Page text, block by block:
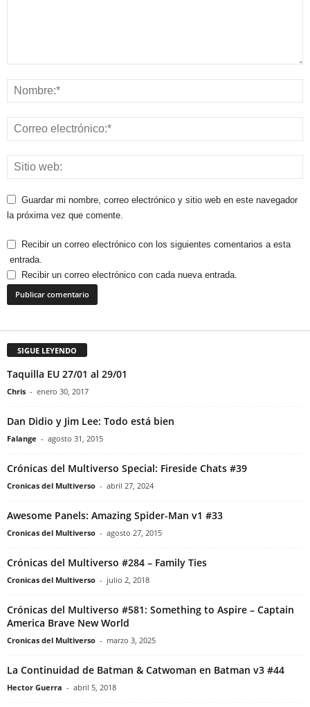
Guardar mi nombre, correo electrónico y sitio web en este navegador
la próxima vez que comente.
Recibir un correo electrónico con los siguientes comentarios a esta
entrada.
Recibir un correo electrónico con cada nueva entrada.
SIGUE LEYENDO
Taquilla EU 27/01 al 29/01
Chris - enero 30, 2017
Dan Didio y Jim Lee: Todo está bien
Falange - agosto 31, 2015
Crónicas del Multiverso Special: Fireside Chats #39
Cronicas del Multiverso - abril 27, 2024
Awesome Panels: Amazing Spider-Man v1 #33
Cronicas del Multiverso - agosto 27, 2015
Crónicas del Multiverso #284 – Family Ties
Cronicas del Multiverso - julio 2, 2018
Crónicas del Multiverso #581: Something to Aspire – Captain
America Brave New World
Cronicas del Multiverso - marzo 3, 2025
La Continuidad de Batman & Catwoman en Batman v3 #44
Hector Guerra - abril 5, 2018